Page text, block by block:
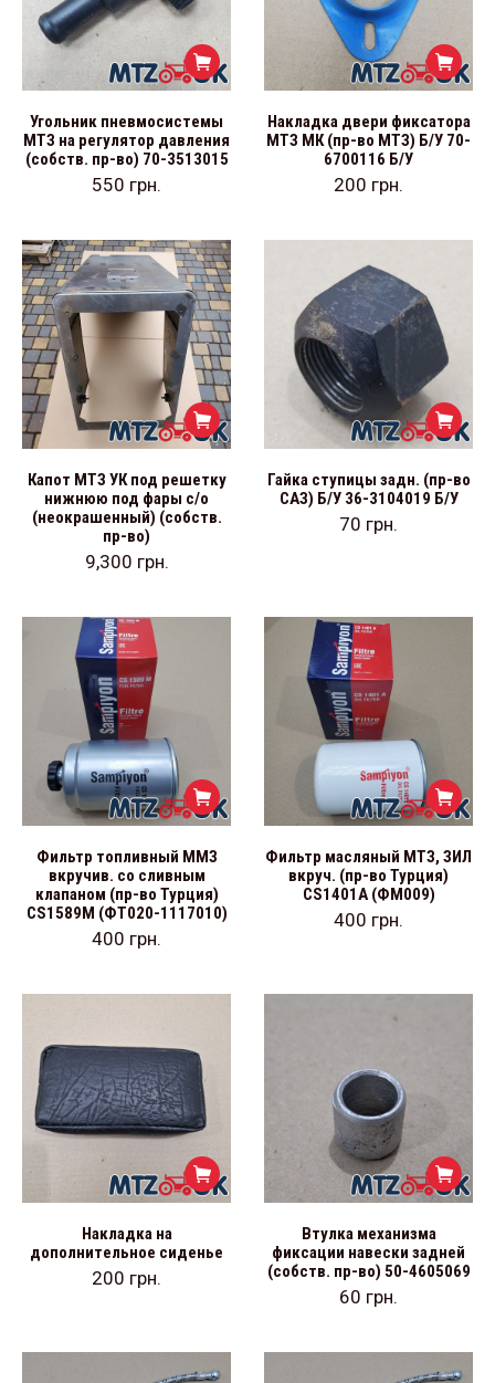
Угольник пневмосистемы
МТЗ на регулятор давления
(собств. пр-во) 70-3513015
550 грн.
Накладка двери фиксатора
МТЗ МК (пр-во МТЗ) Б/У 70-
6700116 Б/У
200 грн.
Капот МТЗ УК под решетку
нижнюю под фары с/о
(неокрашенный) (собств.
пр-во)
9,300 грн.
Гайка ступицы задн. (пр-во
САЗ) Б/У 36-3104019 Б/У
70 грн.
Фильтр топливный ММЗ
вкручив. со сливным
клапаном (пр-во Турция)
CS1589M (ФТ020-1117010)
400 грн.
Фильтр масляный МТЗ, ЗИЛ
вкруч. (пр-во Турция)
CS1401A (ФМ009)
400 грн.
Накладка на
дополнительное сиденье
200 грн.
Втулка механизма
фиксации навески задней
(собств. пр-во) 50-4605069
60 грн.